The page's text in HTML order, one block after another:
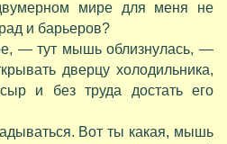
мире для меня не
и барьеров?
— тут мышь облизнулась, —
дверцу холодильника,
и без труда достать его
Вот ты какая, мышь